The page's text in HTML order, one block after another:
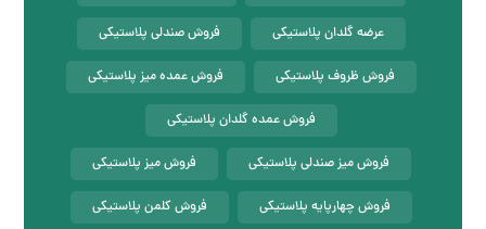
عرضه گلدان پلاستیکی فروش صندلی پلاستیکی
فروش ظروف پلاستیکی فروش عمده میز پلاستیکی
فروش عمده گلدان پلاستیکی
فروش میز صندلی پلاستیکی فروش میز پلاستیکی
فروش چهارپایه پلاستیکی فروش کلمن پلاستیکی